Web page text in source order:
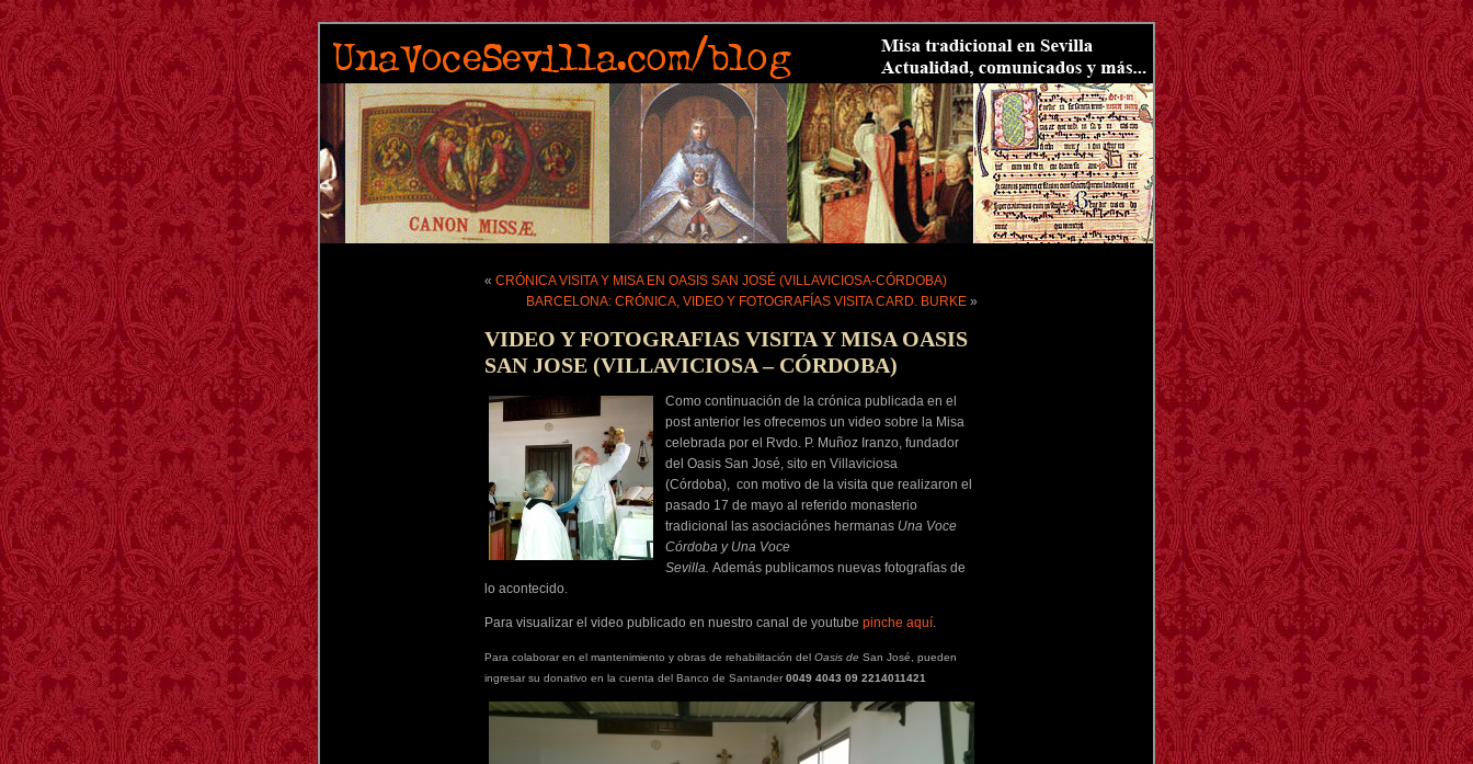
« CRÓNICA VISITA Y MISA EN OASIS SAN JOSÉ (VILLAVICIOSA-CÓRDOBA)
BARCELONA: CRÓNICA, VIDEO Y FOTOGRAFÍAS VISITA CARD. BURKE »
VIDEO Y FOTOGRAFIAS VISITA Y MISA OASIS
SAN JOSE (VILLAVICIOSA – CÓRDOBA)
Como continuación de la crónica publicada en el
post anterior les ofrecemos un video sobre la Misa
celebrada por el Rvdo. P. Muñoz Iranzo, fundador
del Oasis San José, sito en Villaviciosa
(Córdoba), con motivo de la visita que realizaron el
pasado 17 de mayo al referido monasterio
tradicional las asociaciónes hermanas Una Voce
Córdoba y Una Voce
Sevilla. Además publicamos nuevas fotografías de
lo acontecido.
Para visualizar el video publicado en nuestro canal de youtube pinche aquí.
Para colaborar en el mantenimiento y obras de rehabilitación del Oasis de San José, pueden
ingresar su donativo en la cuenta del Banco de Santander0049 4043 09 2214011421